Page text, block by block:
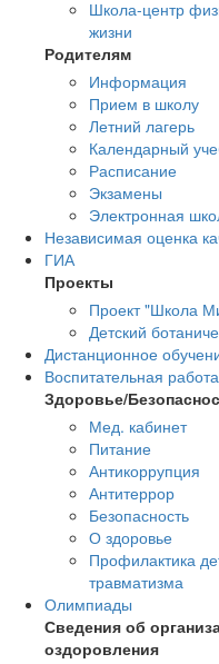
Школа-центр
жизни
Родителям
Информация
Прием в школу
Летний лагерь
Календарный
Расписание
Экзамены
Электронная
Независимая оценка
ГИА
Проекты
Проект "Школа
Детский
Дистанционное
Воспитательная работа
Здоровье/
Мед. кабинет
Питание
Антикоррупция
Антитеррор
Безопасность
О здоровье
Профилактика
травматизма
Олимпиады
Сведения об
оздоровления